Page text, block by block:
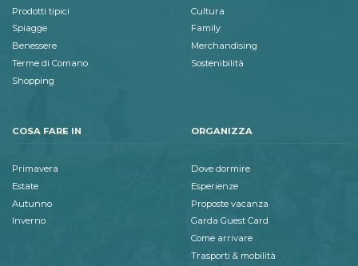
Prodotti tipici
Spiagge
Benessere
Terme di Comano
Shopping
Cultura
Family
Merchandising
Sostenibilità
COSA FARE IN
Primavera
Estate
Autunno
Inverno
ORGANIZZA
Dove dormire
Esperienze
Proposte vacanza
Garda Guest Card
Come arrivare
Trasporti & mobilità